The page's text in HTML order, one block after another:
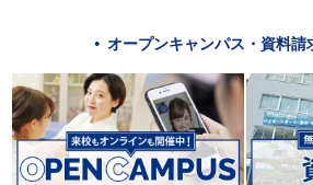
オープンキャンパス・資料請